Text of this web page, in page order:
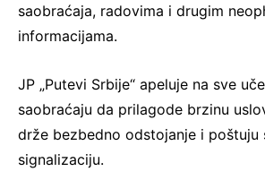
saobraćaja, radovima i drugim
informacijama.
JP „Putevi Srbije“ apeluje na sve
saobraćaju da prilagode brzinu
drže bezbedno odstojanje i poštuju
signalizaciju.